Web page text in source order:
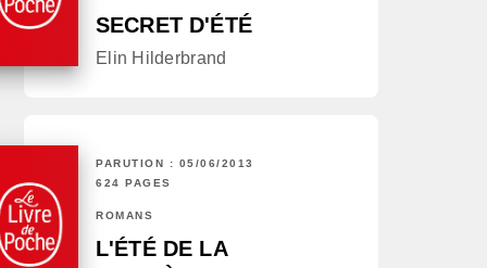
SECRET D'ÉTÉ
Elin Hilderbrand
PARUTION : 05/06/2013
624 PAGES
ROMANS
L'ÉTÉ DE LA